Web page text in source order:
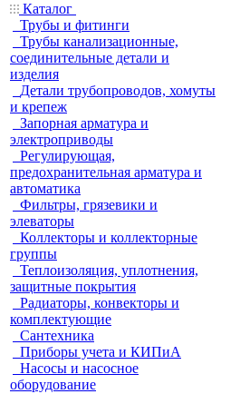
Каталог
Трубы и фитинги
Трубы канализационные,
соединительные детали и
изделия
Детали трубопроводов, хомуты
и крепеж
Запорная арматура и
электроприводы
Регулирующая,
предохранительная арматура и
автоматика
Фильтры, грязевики и
элеваторы
Коллекторы и коллекторные
группы
Теплоизоляция, уплотнения,
защитные покрытия
Радиаторы, конвекторы и
комплектующие
Сантехника
Приборы учета и КИПиА
Насосы и насосное
оборудование